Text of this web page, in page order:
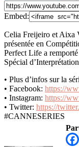
Embed:
Celia Freijeiro et Aixa
présentée en
Perfect Life a
Spécial
• Plus d’infos sur la
• Facebook: https://
• Instagram: https://
• Twitter: https://
#CANNESERIES